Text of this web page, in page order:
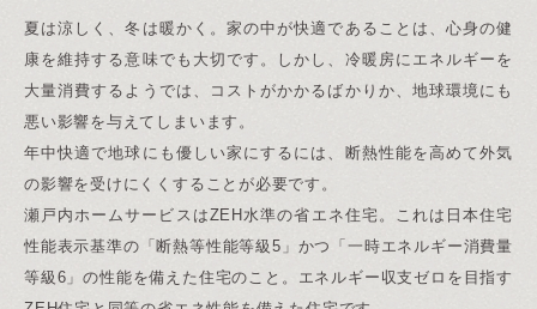
夏は涼しく、冬は暖かく。家の中が快適であることは、心身の健
康を維持する意味でも大切です。しかし、冷暖房にエネルギーを
大量消費するようでは、コストがかかるばかりか、地球環境にも
悪い影響を与えてしまいます。
年中快適で地球にも優しい家にするには、断熱性能を高めて外気
の影響を受けにくくすることが必要です。
瀬戸内ホームサービスはZEH水準の省エネ住宅。これは日本住宅
性能表示基準の「断熱等性能等級5」かつ「一時エネルギー消費量
等級6」の性能を備えた住宅のこと。エネルギー収支ゼロを目指す